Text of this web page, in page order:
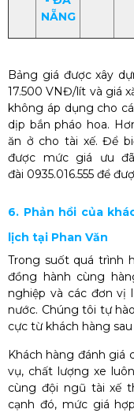
NẴNG
Bảng giá được xây
17.500 VNĐ/lít và giá
không áp dụng cho
dịp bắn pháo hoa.
ăn ở cho tài xế. Để
được mức giá ưu
đài 0935.016.555 để
6. Phản hồi của
lịch tại Phan Văn
Trong suốt quá trình
đồng hành cùng
nghiệp và các đơn vị
nước. Chúng tôi tự
cực từ khách hàng
Khách hàng đánh giá
vụ, chất lượng xe
cùng đội ngũ tài xế
cạnh đó, mức giá